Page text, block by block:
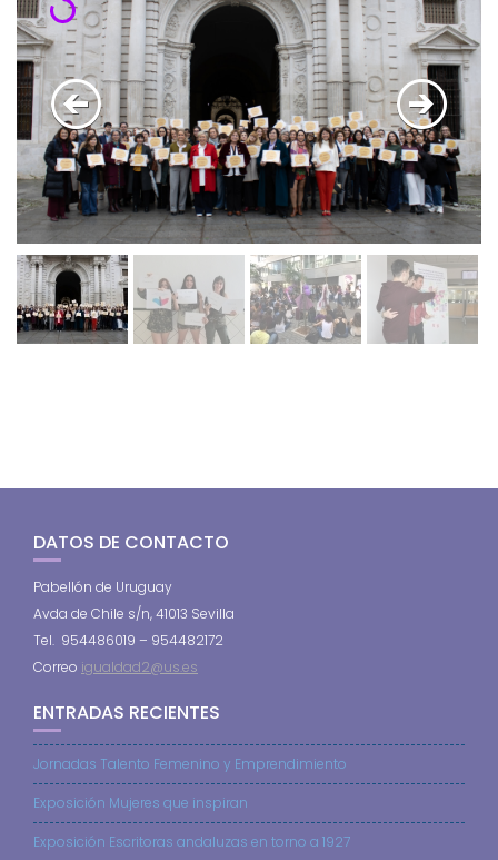
DATOS DE CONTACTO
Pabellón de Uruguay
Avda de Chile s/n, 41013 Sevilla
Tel. 954486019 – 954482172
Correo igualdad2@us.es
ENTRADAS RECIENTES
Jornadas Talento Femenino y Emprendimiento
Exposición Mujeres que inspiran
Exposición Escritoras andaluzas en torno a 1927